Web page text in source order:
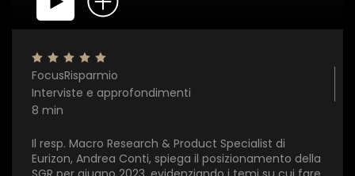
FocusRisparmio
Interviste e approfondimenti
8 min
Il resp. Macro Research & Product Specialist di
Eurizon, Andrea Conti, spiega il posizionamento della
×